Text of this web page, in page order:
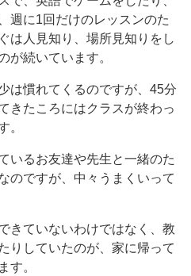
週に1回だけのレッスンのた
は人見知り、場所見知りをし
が続いています。
は慣れてくるのですが、45分
きたころにはクラスが終わっ
。
いるお友達や先生と一緒のた
のですが、中々うまくいって
きていないわけではなく、教
りしていたのが、家に帰って
す。